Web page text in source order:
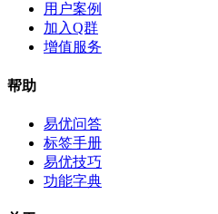
用户案例
加入Q群
增值服务
帮助
易优问答
标签手册
易优技巧
功能字典